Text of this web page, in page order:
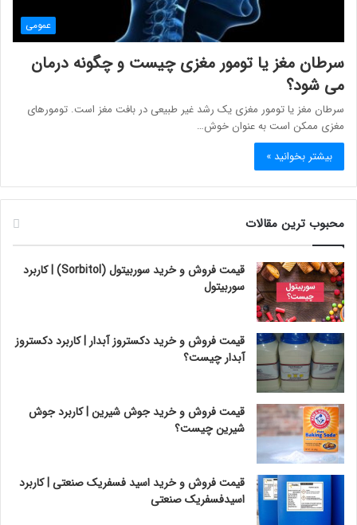
عمومی
سرطان مغز یا تومور مغزی چیست و چگونه درمان
می شود؟
سرطان مغز یا تومور مغزی یک رشد غیر طبیعی در بافت مغز است. تومورهای
مغزی ممکن است به عنوان خوش…
بیشتر بخوانید »
محبوب ترین مقالات
قیمت فروش و خرید سوربیتول (Sorbitol) | کاربرد
سوربیتول
قیمت فروش و خرید دکستروز آبدار | کاربرد دکستروز
آبدار چیست؟
قیمت فروش و خرید جوش شیرین | کاربرد جوش
شیرین چیست؟
قیمت فروش و خرید اسید فسفریک صنعتی | کاربرد
اسیدفسفریک صنعتی